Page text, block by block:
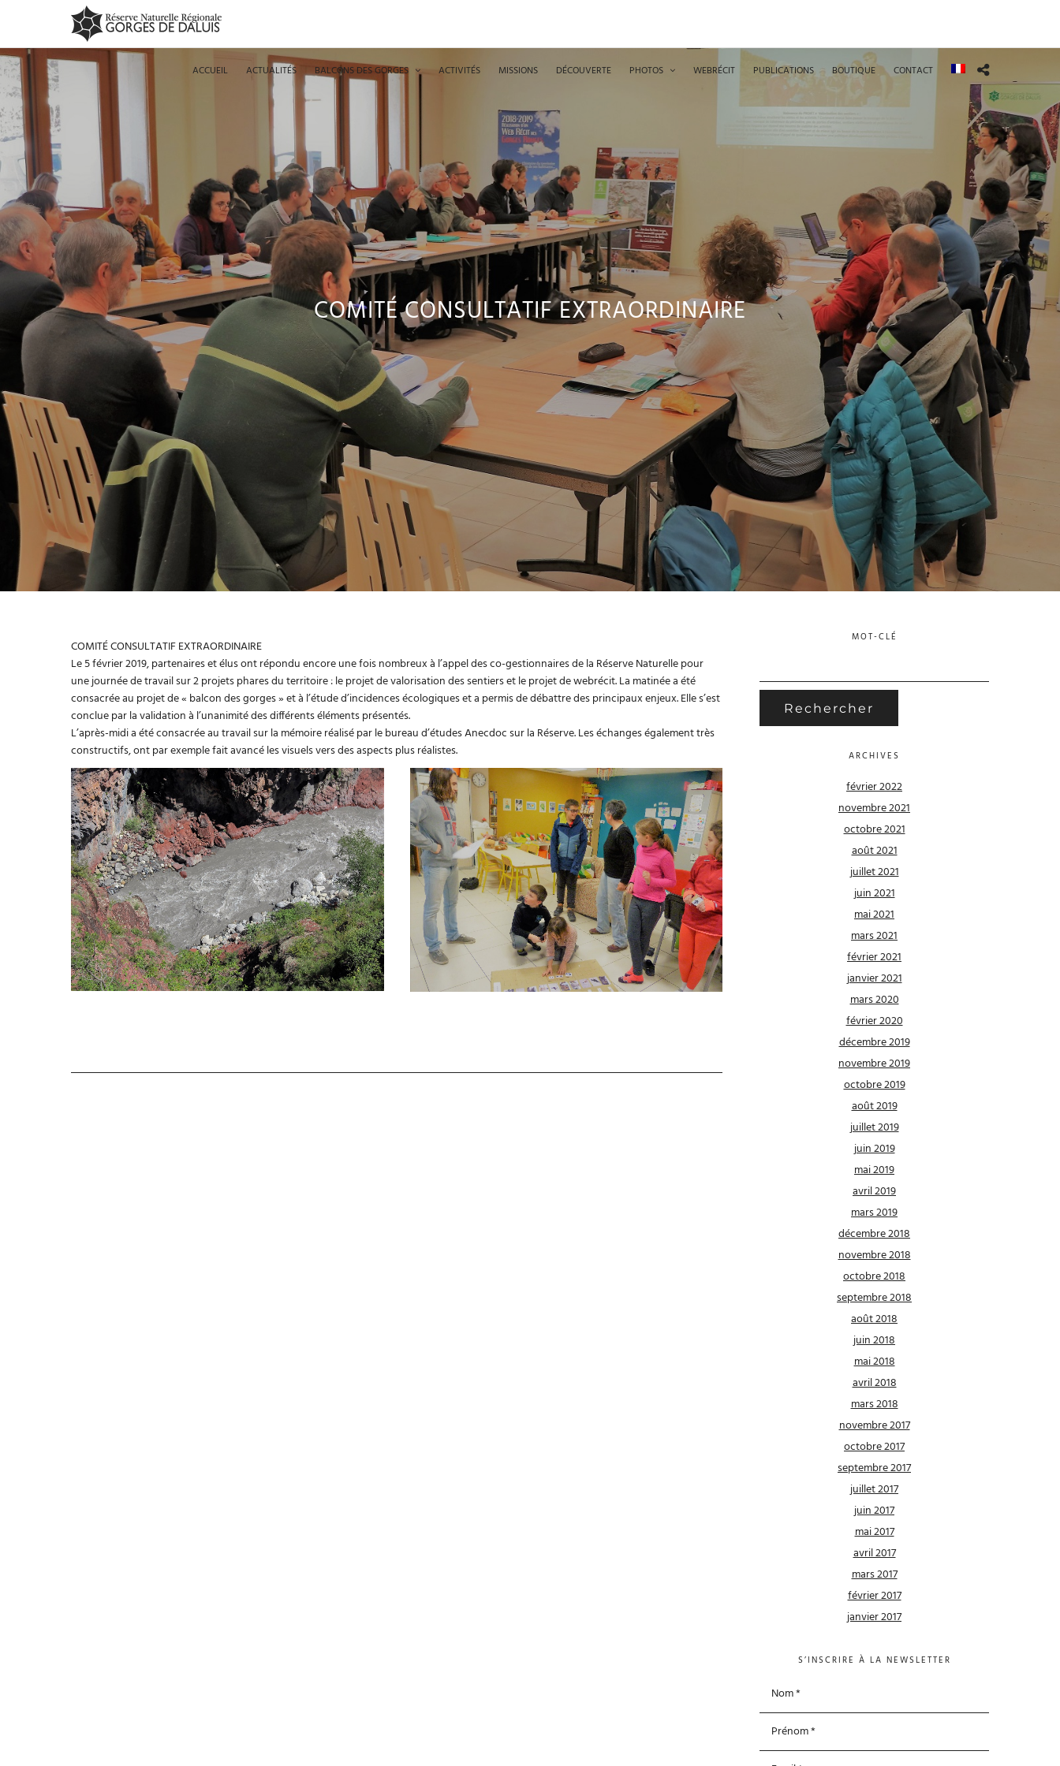
ACCUEIL ACTUALITÉS BALCONS DES GORGES ACTIVITÉS MISSIONS DÉCOUVERTE PHOTOS WEBRÉCIT PUBLICATIONS BOUTIQUE CONTACT
COMITÉ CONSULTATIF EXTRAORDINAIRE
COMITÉ CONSULTATIF EXTRAORDINAIRE
Le 5 février 2019, partenaires et élus ont répondu encore une fois nombreux à l’appel des co-gestionnaires de la Réserve Naturelle pour
une journée de travail sur 2 projets phares du territoire : le projet de valorisation des sentiers et le projet de webrécit. La matinée a été
consacrée au projet de « balcon des gorges » et à l’étude d’incidences écologiques et a permis de débattre des principaux enjeux. Elle s’est
conclue par la validation à l’unanimité des différents éléments présentés.
L’après-midi a été consacrée au travail sur la mémoire réalisé par le bureau d’études Anecdoc sur la Réserve. Les échanges également très
constructifs, ont par exemple fait avancé les visuels vers des aspects plus réalistes.
MOT-CLÉ
ARCHIVES
février 2022
novembre 2021
octobre 2021
août 2021
juillet 2021
juin 2021
mai 2021
mars 2021
février 2021
janvier 2021
mars 2020
février 2020
décembre 2019
novembre 2019
octobre 2019
août 2019
juillet 2019
juin 2019
mai 2019
avril 2019
mars 2019
décembre 2018
novembre 2018
octobre 2018
septembre 2018
août 2018
juin 2018
mai 2018
avril 2018
mars 2018
novembre 2017
octobre 2017
septembre 2017
juillet 2017
juin 2017
mai 2017
avril 2017
mars 2017
février 2017
janvier 2017
S’INSCRIRE À LA NEWSLETTER